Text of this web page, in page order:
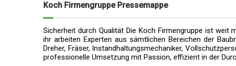
Koch Firmengruppe Pressemappe
Sicherheit durch Qualität Die Koch Firmengruppe ist weit
ihr arbeiten Experten aus sämtlichen Bereichen der
Dreher, Fräser, Instandhaltungsmechaniker,
professionelle Umsetzung mit Passion, effizient in der